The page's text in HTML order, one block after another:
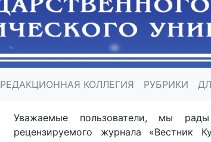
РЕДАКЦИОННАЯ КОЛЛЕГИЯ РУБРИКИ
Уважаемые пользователи, мы рады
рецензируемого журнала «Вестник